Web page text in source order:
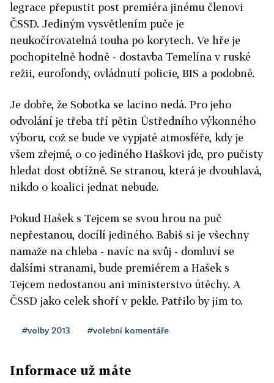
legrace přepustit post premiéra jinému členovi
ČSSD. Jediným vysvětlením puče je
neukočírovatelná touha po korytech. Ve hře je
pochopitelně hodně - dostavba Temelína v ruské
režii, eurofondy, ovládnutí policie, BIS a podobně.
Je dobře, že Sobotka se lacino nedá. Pro jeho
odvolání je třeba tří pětin Ústředního výkonného
výboru, což se bude ve vypjaté atmosféře, kdy je
všem zřejmé, o co jediného Haškovi jde, pro pučisty
hledat dost obtížně. Se stranou, která je dvouhlavá,
nikdo o koalici jednat nebude.
Pokud Hašek s Tejcem se svou hrou na puč
nepřestanou, docílí jediného. Babiš si je všechny
namaže na chleba - navíc na svůj - domluví se
dalšími stranami, bude premiérem a Hašek s
Tejcem nedostanou ani ministerstvo útěchy. A
ČSSD jako celek shoří v pekle. Patřilo by jim to.
#volby 2013 #volební komentáře
Informace už máte